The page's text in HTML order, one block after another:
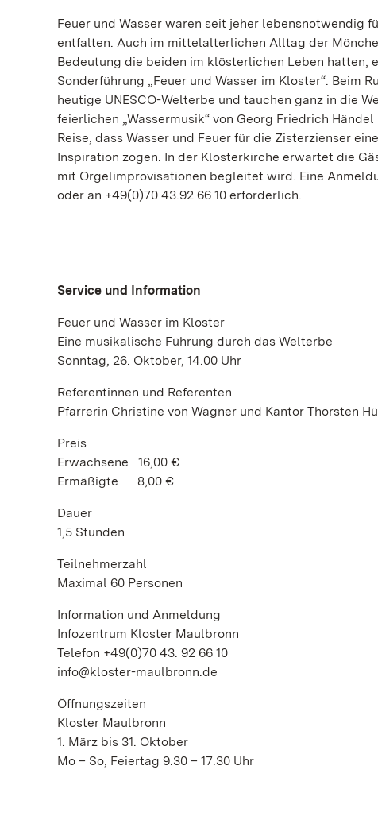
Feuer und Wasser waren seit jeher lebensnotwendig
entfalten. Auch im mittelalterlichen Alltag der
Bedeutung die beiden im klösterlichen Leben hatten,
Sonderführung „Feuer und Wasser im Kloster“. Beim
heutige UNESCO-Welterbe und tauchen ganz in die
feierlichen „Wassermusik“ von Georg Friedrich
Reise, dass Wasser und Feuer für die Zisterzienser
Inspiration zogen. In der Klosterkirche erwartet die
mit Orgelimprovisationen begleitet wird. Eine
oder an +49(0)70 43.92 66 10 erforderlich.
Service und Information
Feuer und Wasser im Kloster
Eine musikalische Führung durch das Welterbe
Sonntag, 26. Oktober, 14.00 Uhr
Referentinnen und Referenten
Pfarrerin Christine von Wagner und Kantor Thorsten
Preis
Erwachsene 16,00 €
Ermäßigte 8,00 €
Dauer
1,5 Stunden
Teilnehmerzahl
Maximal 60 Personen
Information und Anmeldung
Infozentrum Kloster Maulbronn
Telefon +49(0)70 43. 92 66 10
info@kloster-maulbronn.de
Öffnungszeiten
Kloster Maulbronn
1. März bis 31. Oktober
Mo – So, Feiertag 9.30 – 17.30 Uhr